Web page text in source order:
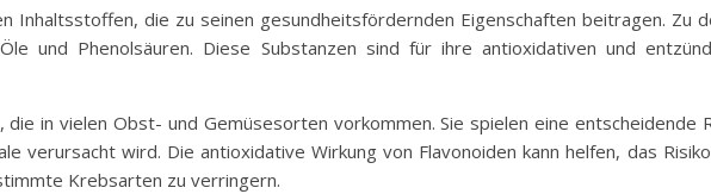
Inhaltsstoffen, die zu seinen gesundheitsfördernden Eigenschaften beitragen. Zu
und Phenolsäuren. Diese Substanzen sind für ihre antioxidativen und
die in vielen Obst- und Gemüsesorten vorkommen. Sie spielen eine entscheidende
verursacht wird. Die antioxidative Wirkung von Flavonoiden kann helfen, das
Krebsarten zu verringern.